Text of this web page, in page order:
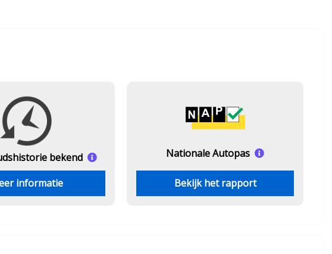
historie bekend
informatie
Nationale Autopas
Bekijk het rapport